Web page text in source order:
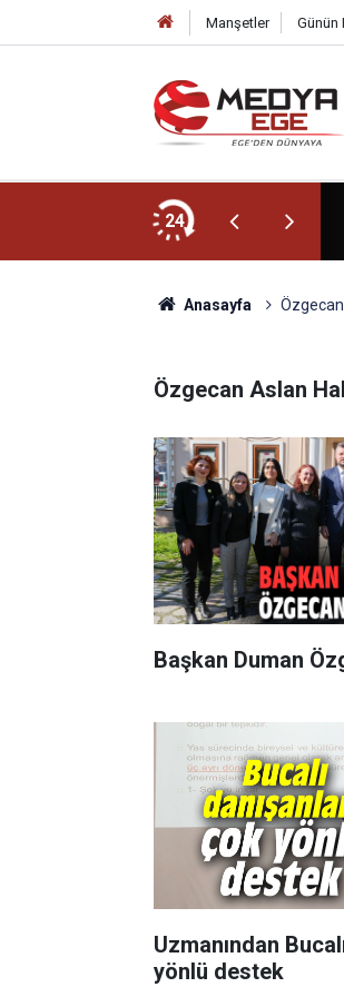
Manşetler Günün
24
Anasayfa
Özgecan Aslan
Başkan Duman
Uzmanından
yönlü destek